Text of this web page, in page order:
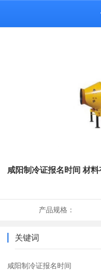
咸阳制冷证报名时间 材
产品规格：
关键词
咸阳制冷证报名时间